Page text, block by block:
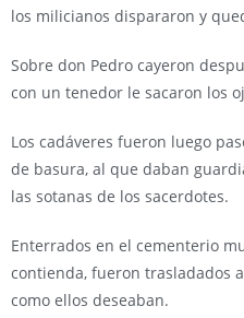
los milicianos dispararon y
Sobre don Pedro cayeron
con un tenedor le sacaron los
Los cadáveres fueron luego
de basura, al que daban
las sotanas de los sacerdotes.
Enterrados en el cementerio
contienda, fueron trasladados
como ellos deseaban.